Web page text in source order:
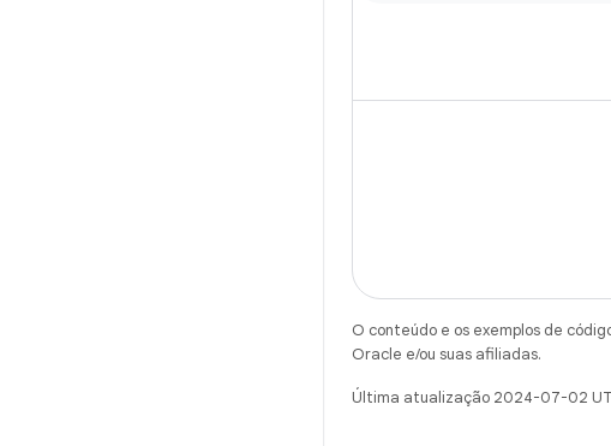
O conteúdo e os exemplos de
Oracle e/ou suas afiliadas.
Última atualização 2024-07-02